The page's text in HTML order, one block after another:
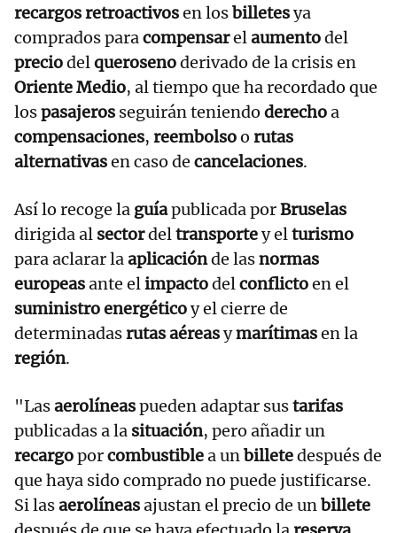
recargos retroactivosen losbilletesya
comprados paracompensarelaumentodel
preciodelquerosenoderivado de la crisis en
Oriente Medio, al tiempo que ha recordado que
lospasajeros seguirán teniendo derechoa
compensaciones, reembolsoo rutas
alternativasen caso de cancelaciones.
Así lo recoge la guíapublicada porBruselas
dirigida al sectordeltransportey elturismo
para aclarar laaplicaciónde lasnormas
europeasante elimpactodelconflictoen el
suministro energéticoy el cierre de
determinadasrutas aéreasymarítimasen la
región.
"Lasaerolíneaspueden adaptar sustarifas
publicadas a la situación, pero añadir un
recargoporcombustiblea unbilletedespués de
que haya sido comprado no puede justificarse.
Si lasaerolíneasajustan el precio de unbillete